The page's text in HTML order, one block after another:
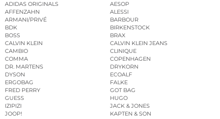
ADIDAS ORIGINALS
AESOP
AFFENZAHN
ALESSI
ARMANI/PRIVÉ
BARBOUR
BDK
BIRKENSTOCK
BOSS
BRAX
CALVIN KLEIN
CALVIN KLEIN JEANS
CAMBIO
CLINIQUE
COMMA
COPENHAGEN
DR. MARTENS
DRYKORN
DYSON
ECOALF
ERGOBAG
FALKE
FRED PERRY
GOT BAG
GUESS
HUGO
IZIPIZI
JACK & JONES
JOOP!
KAPTEN & SON